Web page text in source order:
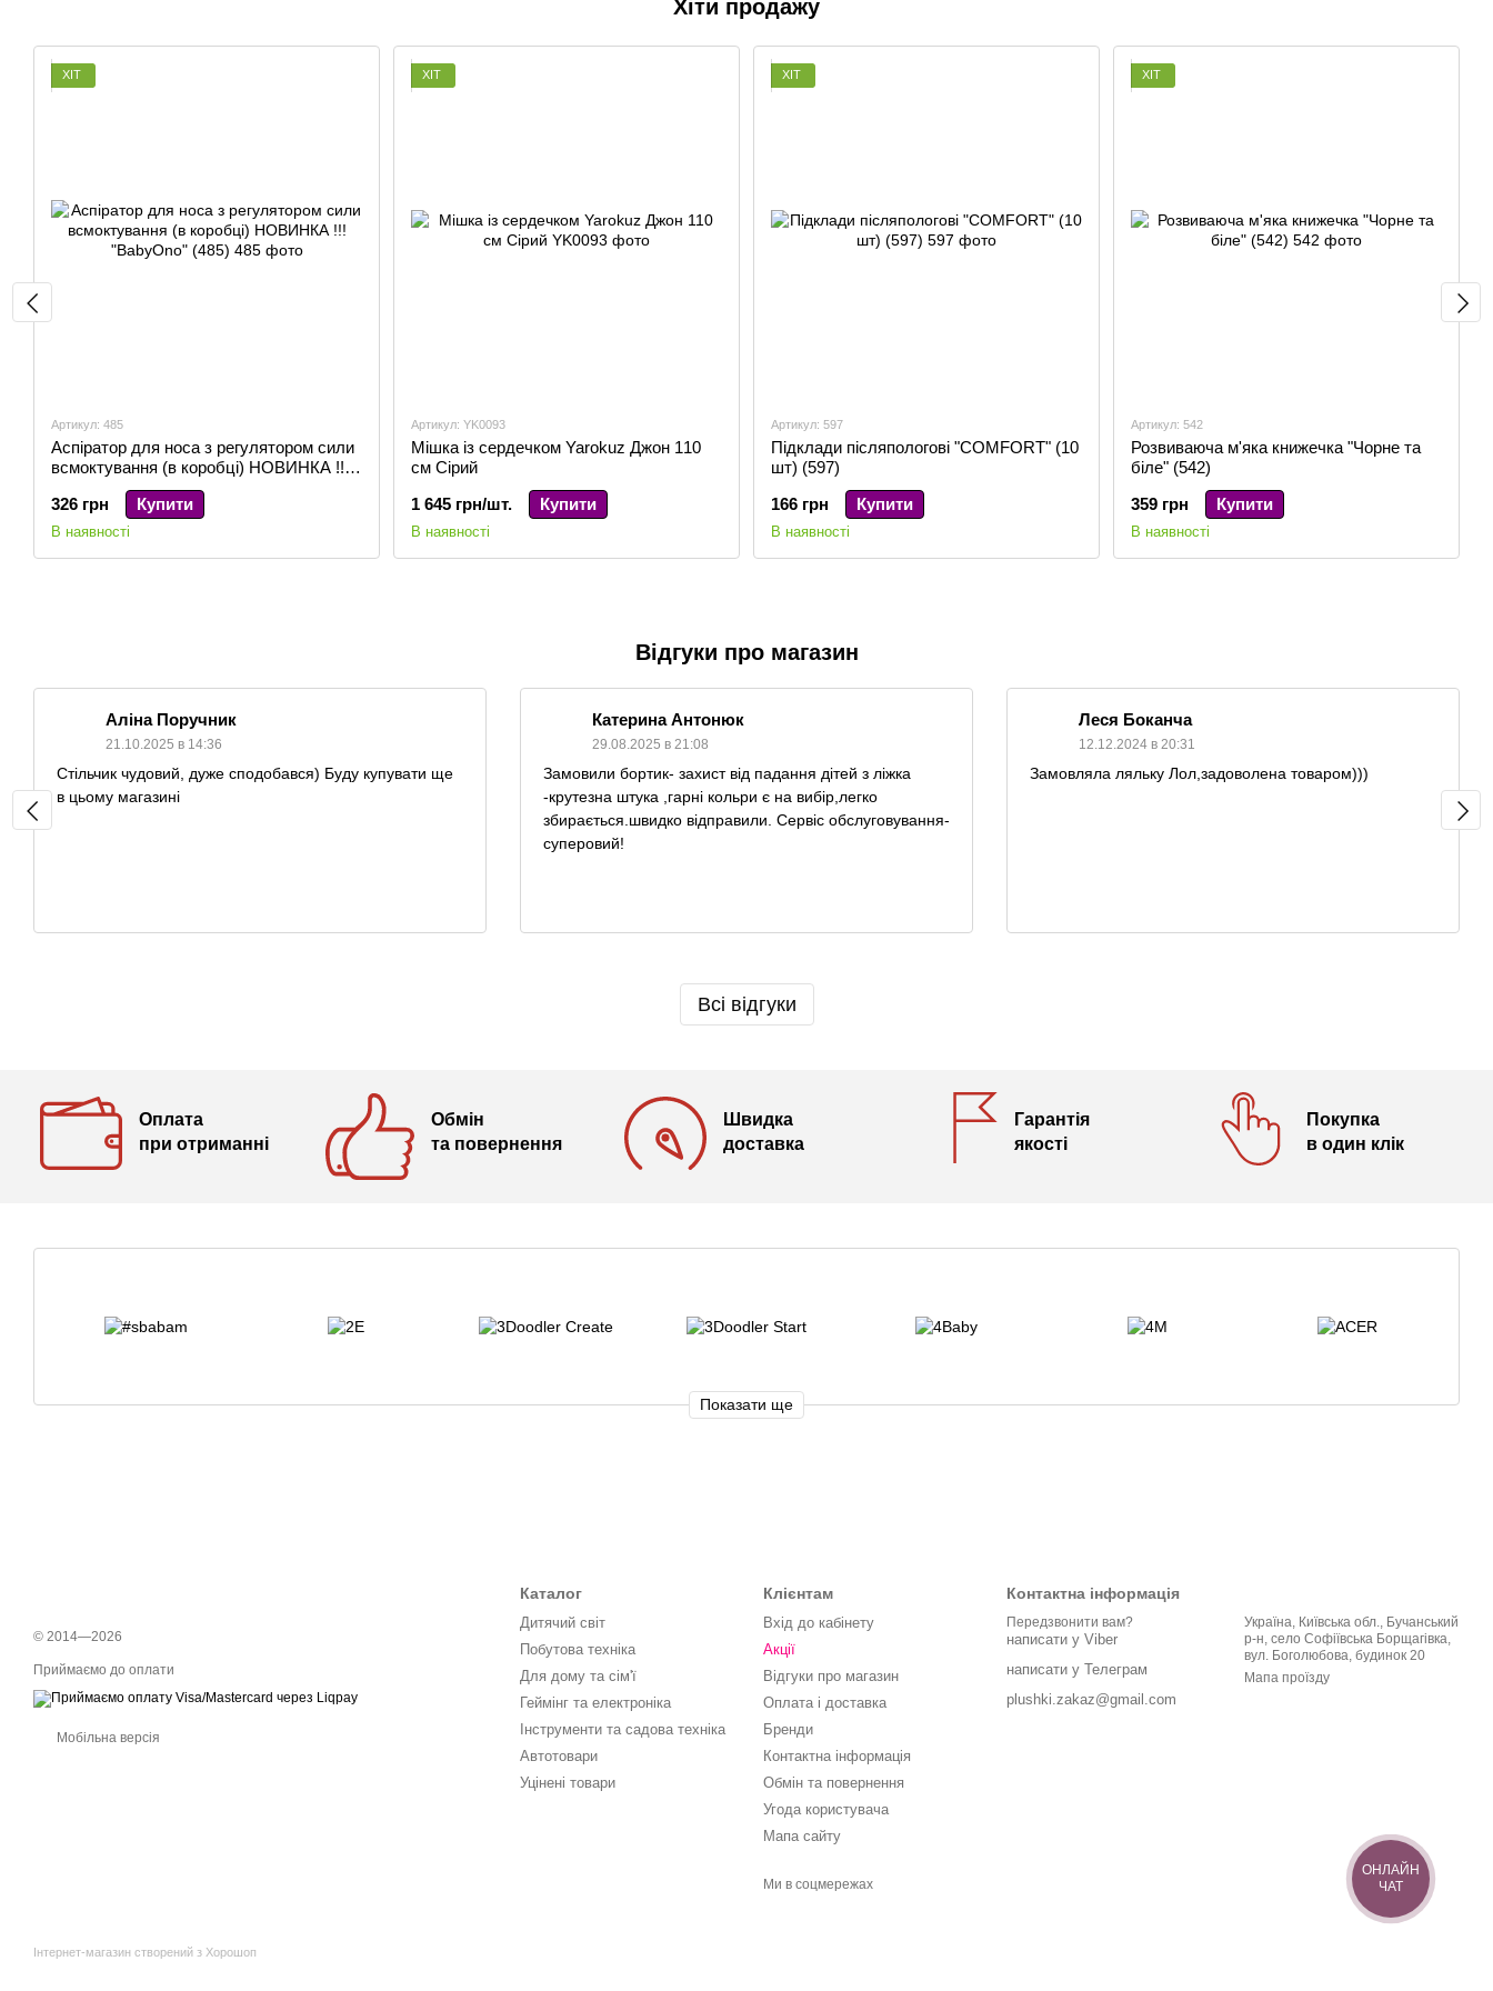
Хіти продажу
ХІТ
Артикул: 485
Аспіратор для носа з регулятором сили
всмоктування (в коробці) НОВИНКА !!!
"BabyOno" (485)
326 грн
Купити
В наявності
ХІТ
Артикул: YK0093
Мішка із сердечком Yarokuz Джон 110
см Сірий
1 645 грн/шт.
Купити
В наявності
ХІТ
Артикул: 597
Підклади післяпологові "COMFORT" (10
шт) (597)
166 грн
Купити
В наявності
ХІТ
Артикул: 542
Розвиваюча м'яка книжечка "Чорне та
біле" (542)
359 грн
Купити
В наявності
Відгуки про магазин
Аліна Поручник
21.10.2025 в 14:36
Стільчик чудовий, дуже сподобався) Буду купувати ще
в цьому магазині
Катерина Антонюк
29.08.2025 в 21:08
Замовили бортик- захист від падання дітей з ліжка
-крутезна штука ,гарні кольри є на вибір,легко
збирається.швидко відправили. Сервіс обслуговування-
суперовий!
Леся Боканча
12.12.2024 в 20:31
Замовляла ляльку Лол,задоволена товаром)))
Всі відгуки
Оплата
при отриманні
Обмін
та повернення
Швидка
доставка
Гарантія
якості
Покупка
в один клік
Показати ще
© 2014—2026
Приймаємо до оплати
Мобільна версія
Інтернет-магазин створений з Хорошоп
Каталог
Дитячий світ
Побутова техніка
Для дому та сім'ї
Геймінг та електроніка
Інструменти та садова техніка
Автотовари
Уцінені товари
Клієнтам
Вхід до кабінету
Акції
Відгуки про магазин
Оплата і доставка
Бренди
Контактна інформація
Обмін та повернення
Угода користувача
Мапа сайту
Ми в соцмережах
Контактна інформація
Передзвонити вам?
написати у Viber
написати у Телеграм
plushki.zakaz@gmail.com
Україна, Київська обл., Бучанський
р-н, село Софіївська Борщагівка,
вул. Боголюбова, будинок 20
Мапа проїзду
ОНЛАЙН
ЧАТ